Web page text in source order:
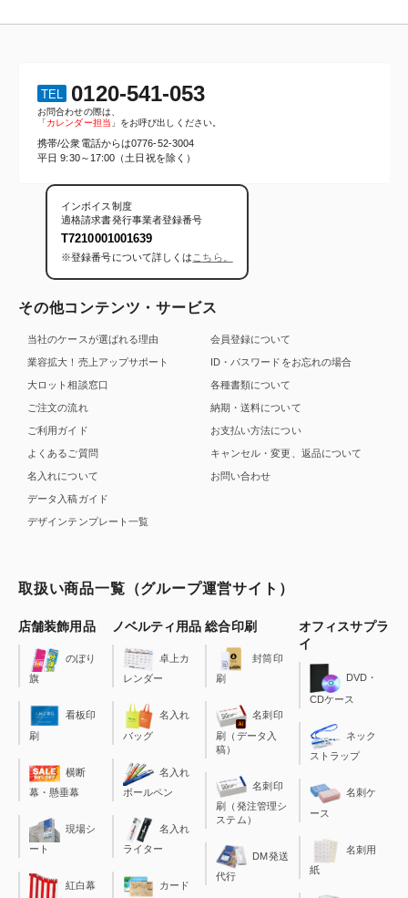
TEL 0120-541-053
お問合わせの際は、
「カレンダー担当 」をお呼び出しください。
携帯/公衆電話からは0776-52-3004
平日 9:30～17:00（土日祝を除く）
インボイス制度
適格請求書発行事業者登録番号
T7210001001639
※登録番号について詳しくは こちら。
その他コンテンツ・サービス
当社のケースが選ばれる理由
業容拡大！売上アップサポート
大ロット相談窓口
ご注文の流れ
ご利用ガイド
よくあるご質問
名入れについて
データ入稿ガイド
デザインテンプレート一覧
会員登録について
ID・パスワードをお忘れの場合
各種書類について
納期・送料について
お支払い方法につい
キャンセル・変更、返品について
お問い合わせ
取扱い商品一覧（グループ運営サイト）
店舗装飾用品
のぼり
旗
看板印
刷
横断
幕・懸垂幕
現場シ
ート
紅白幕
ノベルティ用品
卓上カ
レンダー
名入れ
バッグ
名入れ
ボールペン
名入れ
ライター
カード
総合印刷
封筒印
刷
名刺印
刷（データ入
稿）
名刺印
刷（発注管理シ
ステム）
DM発送
代行
オフィスサプラ
イ
DVD・
CDケース
ネック
ストラップ
名刺ケ
ース
名刺用
紙